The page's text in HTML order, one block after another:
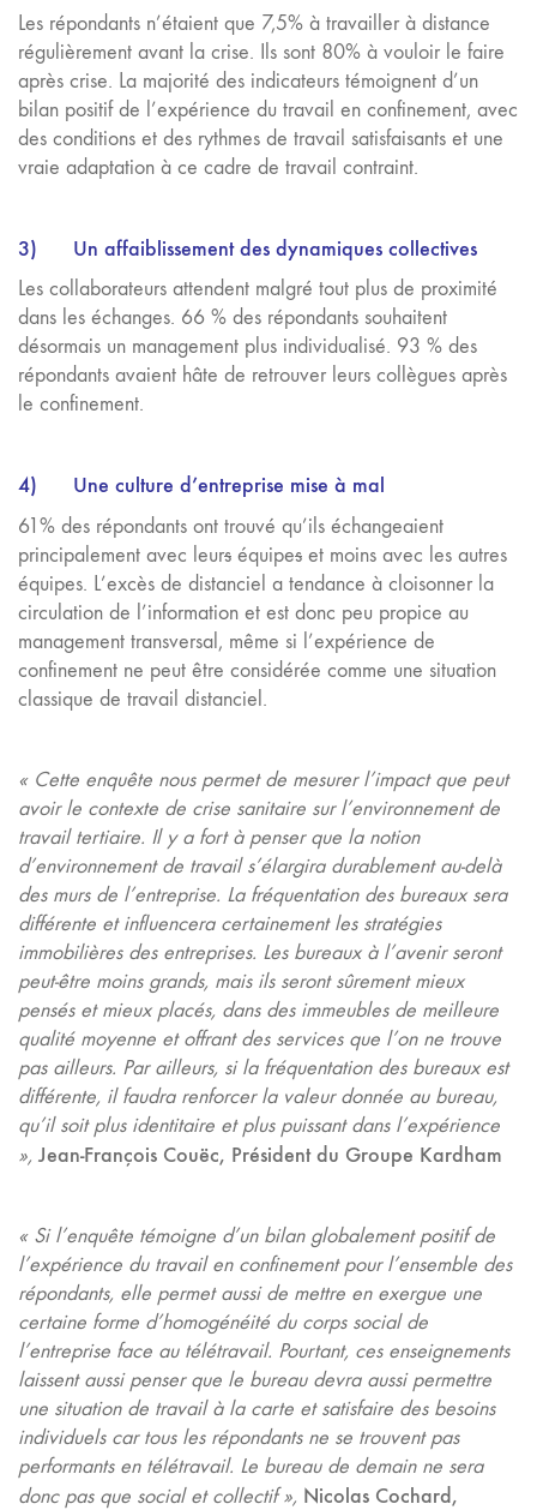
Les répondants n’étaient que 7,5% à travailler à distance
régulièrement avant la crise. Ils sont 80% à vouloir le faire
après crise. La majorité des indicateurs témoignent d’un
bilan positif de l’expérience du travail en confinement, avec
des conditions et des rythmes de travail satisfaisants et une
vraie adaptation à ce cadre de travail contraint.
3) Un affaiblissement des dynamiques collectives
Les collaborateurs attendent malgré tout plus de proximité
dans les échanges. 66 % des répondants souhaitent
désormais un management plus individualisé. 93 % des
répondants avaient hâte de retrouver leurs collègues après
le confinement.
4) Une culture d’entreprise mise à mal
61% des répondants ont trouvé qu’ils échangeaient
principalement avec leurs équipes et moins avec les autres
équipes. L’excès de distanciel a tendance à cloisonner la
circulation de l’information et est donc peu propice au
management transversal, même si l’expérience de
confinement ne peut être considérée comme une situation
classique de travail distanciel.
« Cette enquête nous permet de mesurer l’impact que peut
avoir le contexte de crise sanitaire sur l’environnement de
travail tertiaire. Il y a fort à penser que la notion
d’environnement de travail s’élargira durablement au-delà
des murs de l’entreprise. La fréquentation des bureaux sera
différente et influencera certainement les stratégies
immobilières des entreprises. Les bureaux à l’avenir seront
peut-être moins grands, mais ils seront sûrement mieux
pensés et mieux placés, dans des immeubles de meilleure
qualité moyenne et offrant des services que l’on ne trouve
pas ailleurs. Par ailleurs, si la fréquentation des bureaux est
différente, il faudra renforcer la valeur donnée au bureau,
qu’il soit plus identitaire et plus puissant dans l’expérience
», Jean-François Couëc, Président du Groupe Kardham
« Si l’enquête témoigne d’un bilan globalement positif de
l’expérience du travail en confinement pour l’ensemble des
répondants, elle permet aussi de mettre en exergue une
certaine forme d’homogénéité du corps social de
l’entreprise face au télétravail. Pourtant, ces enseignements
laissent aussi penser que le bureau devra aussi permettre
une situation de travail à la carte et satisfaire des besoins
individuels car tous les répondants ne se trouvent pas
performants en télétravail. Le bureau de demain ne sera
donc pas que social et collectif », Nicolas Cochard,